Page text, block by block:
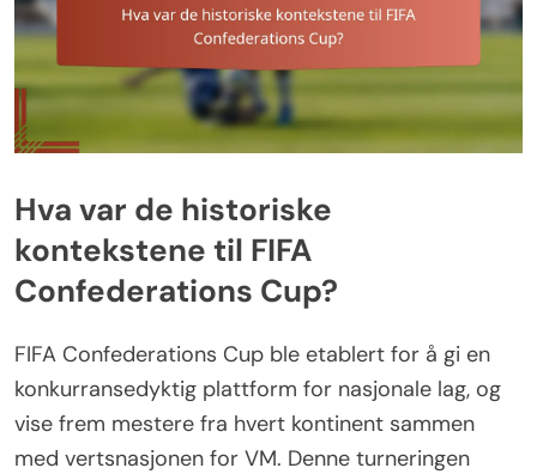
Hva var de historiske
kontekstene til FIFA
Confederations Cup?
FIFA Confederations Cup ble etablert for å gi en
konkurransedyktig plattform for nasjonale lag, og
vise frem mestere fra hvert kontinent sammen
med vertsnasjonen for VM. Denne turneringen